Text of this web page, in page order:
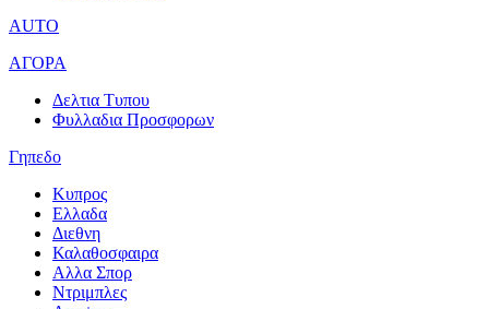
AUTO
ΑΓΟΡΑ
Δελτια Τυπου
Φυλλαδια Προσφορων
Γηπεδο
Κυπρος
Ελλαδα
Διεθνη
Καλαθοσφαιρα
Αλλα Σπορ
Ντριμπλες